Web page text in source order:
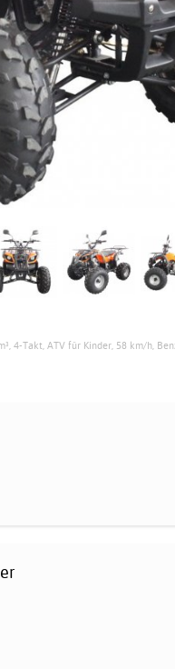
4-Takt, ATV für Kinder, 58 km/h,